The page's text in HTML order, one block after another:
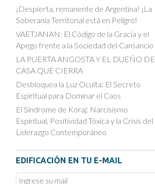
¡Despierta, remanente de Argentina! ¡La
Soberanía Territorial está en Peligro!
VAETJANAN: El Código de la Gracia y el
Apego frente a la Sociedad del Cansancio
LA PUERTA ANGOSTA Y EL DUEÑO DE
CASA QUE CIERRA
Desbloquea la Luz Oculta: El Secreto
Espiritual para Dominar el Caos
El Síndrome de Koraj: Narcisismo
Espiritual, Positividad Tóxica y la Crisis del
Liderazgo Contemporáneo
EDIFICACIÓN EN TU E-MAIL
Email